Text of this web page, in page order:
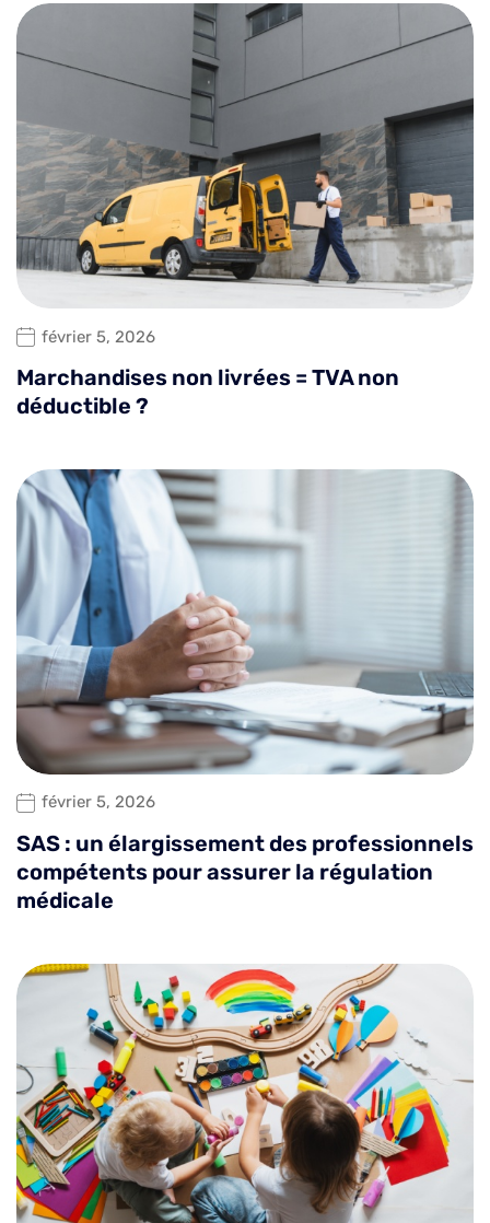
février 5, 2026
Marchandises non livrées = TVA non
déductible ?
février 5, 2026
SAS : un élargissement des professionnels
compétents pour assurer la régulation
médicale